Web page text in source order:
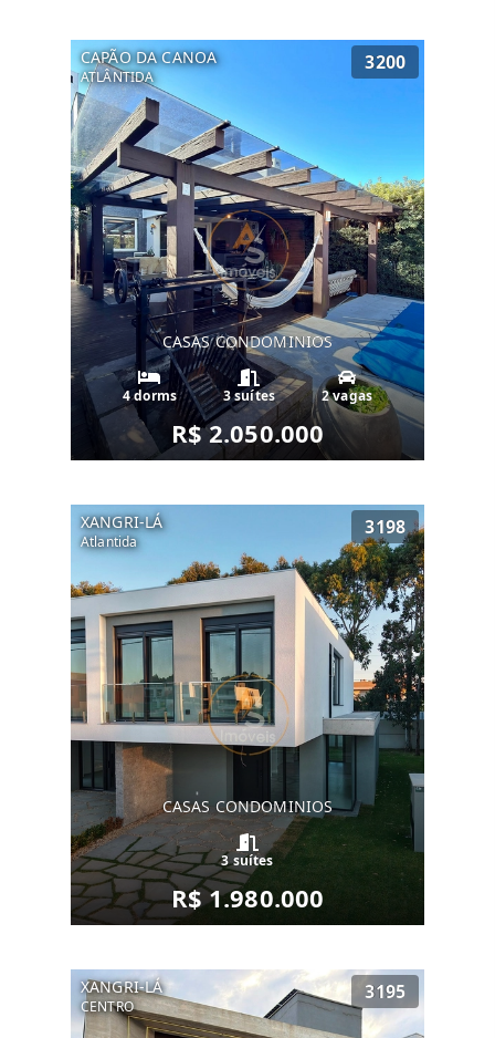
CAPÃO DA CANOA
ATLÂNTIDA
3200
CASAS CONDOMINIOS
4 dorms 3 suítes 2 vagas
R$ 2.050.000
XANGRI-LÁ
Atlantida
3198
CASAS CONDOMINIOS
3 suítes
R$ 1.980.000
XANGRI-LÁ
CENTRO
3195